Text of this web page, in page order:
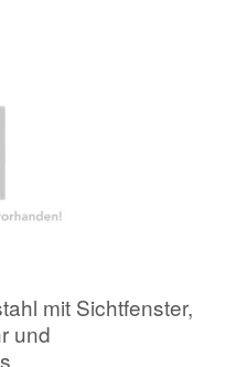
mit Sichtfenster,
und